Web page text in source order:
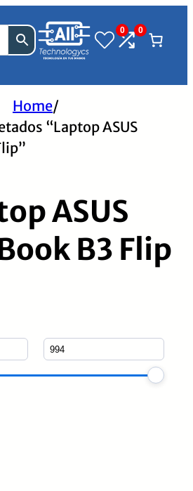
0 0
Home/
“Laptop ASUS
ASUS
B3 Flip